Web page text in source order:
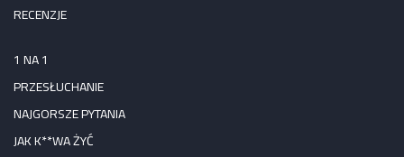
RECENZJE
1 NA 1
PRZESŁUCHANIE
NAJGORSZE PYTANIA
JAK K**WA ŻYĆ